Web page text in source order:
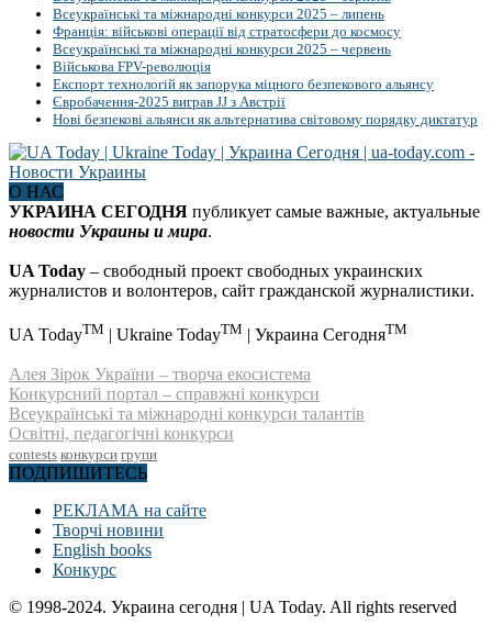
Всеукраїнські та міжнародні конкурси 2025 – липень
Франція: військові операції від стратосфери до космосу
Всеукраїнські та міжнародні конкурси 2025 – червень
Військова FPV-революція
Експорт технологій як запорука міцного безпекового альянсу
Євробачення-2025 виграв JJ з Австрії
Нові безпекові альянси як альтернатива світовому порядку диктатур
О НАС
УКРАИНА СЕГОДНЯ публикует самые важные, актуальные
новости Украины и мира.
UA Today – свободный проект свободных украинских
журналистов и волонтеров, сайт гражданской журналистики.
UA TodayTM | Ukraine TodayTM | Украина СегодняTM
Алея Зірок України – творча екосистема
Конкурсний портал – справжні конкурси
Всеукраїнські та міжнародні конкурси талантів
Освітні, педагогічні конкурси
contests конкурси групи
ПОДПИШИТЕСЬ
РЕКЛАМА на сайте
Творчі новини
English books
Конкурс
© 1998-2024. Украина сегодня | UA Today. All rights reserved